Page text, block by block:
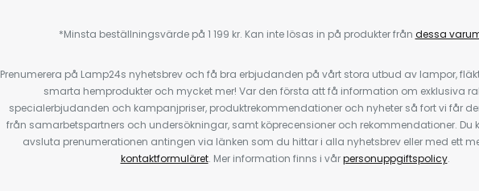
*Minsta beställningsvärde på 1 199 kr. Kan inte lösas in på produkter från dessa
Prenumerera på Lamp24s nyhetsbrev och få bra erbjudanden på vårt stora utbud av lampor,
smarta hemprodukter och mycket mer! Var den första att få information om exklusiva
specialerbjudanden och kampanjpriser, produktrekommendationer och nyheter så fort vi får
från samarbetspartners och undersökningar, samt köprecensioner och rekommendationer. Du
avsluta prenumerationen antingen via länken som du hittar i alla nyhetsbrev eller med ett
kontaktformuläret. Mer information finns i vårpersonuppgiftspolicy.